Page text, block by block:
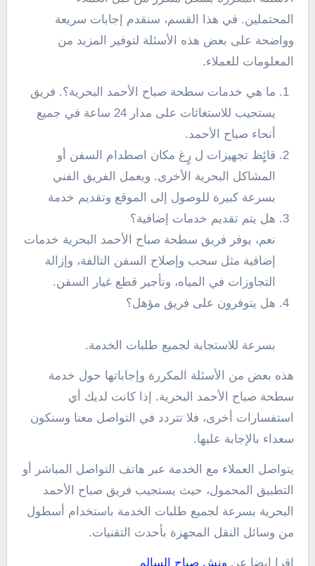
المحتملين. في هذا القسم، سنقدم إجابات سريعة
وواضحة على بعض هذه الأسئلة لتوفير المزيد من
المعلومات للعملاء.
ما هي خدمات سطحة صباح الأحمد البحرية؟. فريق
يستجيب للاستغاثات على مدار 24 ساعة في جميع
أنحاء صباح الأحمد.
قائٍِظ تجهيزات ل رٍغ مكان اصطدام السفن أو
المشاكل البحرية الأخرى. ويعمل الفريق الفني
بسرعة كبيرة للوصول إلى الموقع وتقديم خدمة
هل يتم تقديم خدمات إضافية؟
نعم، يوفر فريق سطحة صباح الأحمد البحرية خدمات
إضافية مثل سحب وإصلاح السفن التالفة، وإزالة
التجاوزات في المياه، وتأجير قطع غيار السفن.
هل يتوفرون على فريق مؤهل؟
بسرعة للاستجابة لجميع طلبات الخدمة.
هذه بعض من الأسئلة المكررة وإجاباتها حول خدمة
سطحة صباح الأحمد البحرية. إذا كانت لديك أي
استفسارات أخرى، فلا تتردد في التواصل معنا وسنكون
سعداء بالإجابة عليها.
يتواصل العملاء مع الخدمة عبر هاتف التواصل المباشر أو
التطبيق المحمول، حيث يستجيب فريق صباح الأحمد
البحرية بسرعة لجميع طلبات الخدمة باستخدام أسطول
من وسائل النقل المجهزة بأحدث التقنيات.
اقرا ايضا عن ونش صباح السالم